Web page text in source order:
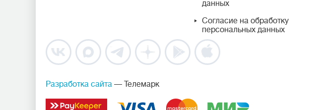
данных
Согласие на обработку
персональных данных
Разработка сайта — Телемарк